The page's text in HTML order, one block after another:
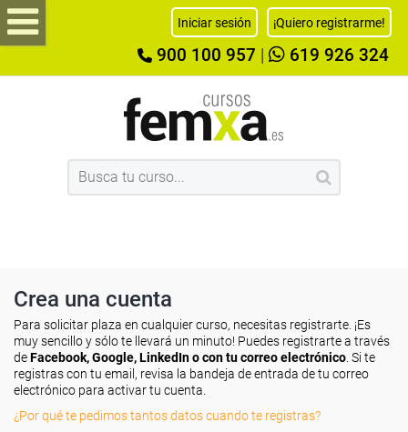
Iniciar sesión ¡Quiero registrarme!
900 100 957 619 926 324
Crea una cuenta
Para solicitar plaza en cualquier curso, necesitas registrarte. ¡Es
muy sencillo y sólo te llevará un minuto! Puedes registrarte a través
deFacebook, Google, LinkedIn o con tu correo electrónico . Si te
registras con tu email, revisa la bandeja de entrada de tu correo
electrónico para activar tu cuenta.
¿Por qué te pedimos tantos datos cuando te registras?